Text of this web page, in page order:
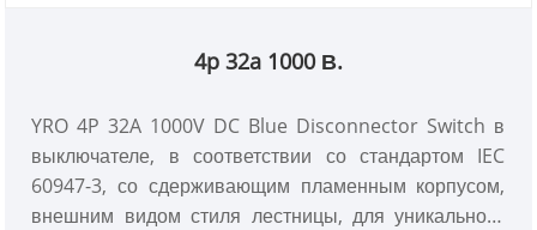
4p 32a 1000 В.
YRO 4P 32A 1000V DC Blue Disconnector Switch в
выключателе, в соответствии со стандартом IEC
60947-3, со сдерживающим пламенным корпусом,
внешним видом стиля лестницы, для уникального